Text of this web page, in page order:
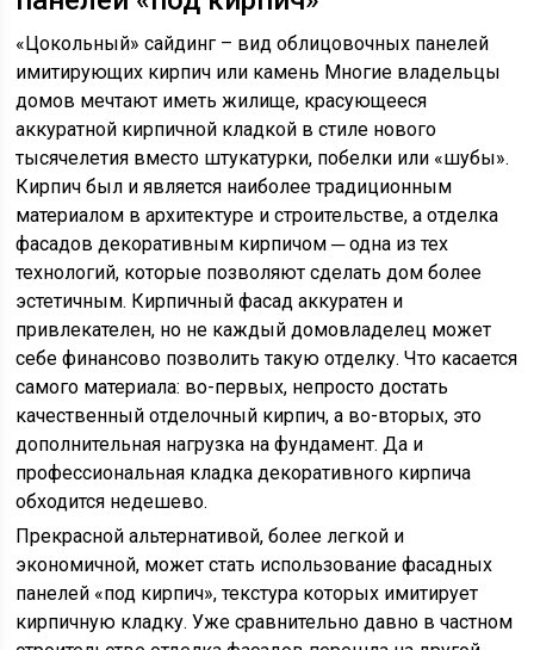
«Цокольный» сайдинг – вид облицовочных панелей
имитирующих кирпич или камень Многие владельцы
домов мечтают иметь жилище, красующееся
аккуратной кирпичной кладкой в стиле нового
тысячелетия вместо штукатурки, побелки или «шубы».
Кирпич был и является наиболее традиционным
материалом в архитектуре и строительстве, а отделка
фасадов декоративным кирпичом ─ одна из тех
технологий, которые позволяют сделать дом более
эстетичным. Кирпичный фасад аккуратен и
привлекателен, но не каждый домовладелец может
себе финансово позволить такую отделку. Что касается
самого материала: во-первых, непросто достать
качественный отделочный кирпич, а во-вторых, это
дополнительная нагрузка на фундамент. Да и
профессиональная кладка декоративного кирпича
обходится недешево.
Прекрасной альтернативой, более легкой и
экономичной, может стать использование фасадных
панелей «под кирпич», текстура которых имитирует
кирпичную кладку. Уже сравнительно давно в частном